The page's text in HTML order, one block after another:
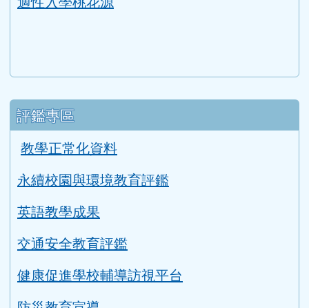
COOL ENGLISH
升學資訊
link to https://tyc.entry.edu.tw/
ink to https://tyc.entry.edu.tw/NoExamImitate_TL/
115年教育會考重要日程表
桃園智學吧
適性入學桃花源